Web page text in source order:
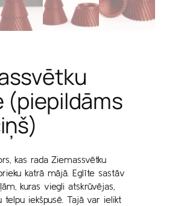
(piepildāms
kas rada Ziemassvētku
katrā mājā. Eglīte sastāv
kuras viegli atskrūvējas,
telpu iekšpusē. Tajā var ielikt